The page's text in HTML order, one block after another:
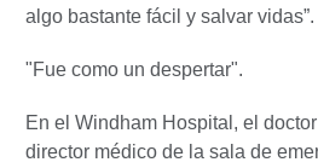
algo bastante fácil y salvar vidas”.
"Fue como un despertar".
En el Windham Hospital, el
director médico de la sala de